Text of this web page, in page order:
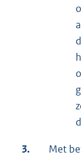
3.
Met